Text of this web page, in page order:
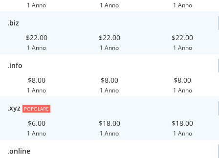
1 Anno 1 Anno 1 Anno
.biz
$22.00
1 Anno
$22.00
1 Anno
$22.00
1 Anno
.info
$8.00
1 Anno
$8.00
1 Anno
$8.00
1 Anno
.xyz POPOLARE
$6.00
1 Anno
$18.00
1 Anno
$18.00
1 Anno
.online